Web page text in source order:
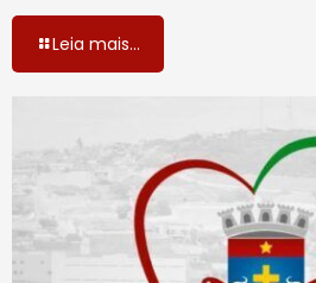
Leia mais...